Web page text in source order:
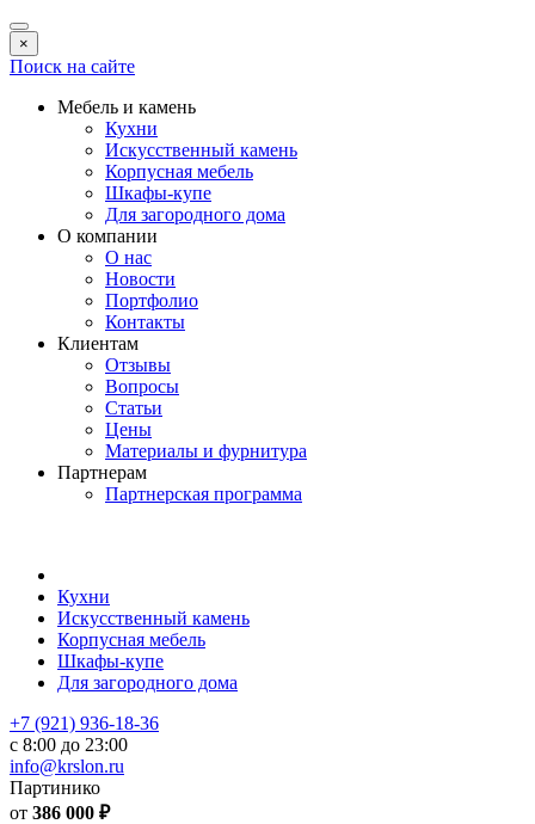
×
Поиск на сайте
Мебель и камень
Кухни
Искусственный камень
Корпусная мебель
Шкафы-купе
Для загородного дома
О компании
О нас
Новости
Портфолио
Контакты
Клиентам
Отзывы
Вопросы
Статьи
Цены
Материалы и фурнитура
Партнерам
Партнерская программа
Кухни
Искусственный камень
Корпусная мебель
Шкафы-купе
Для загородного дома
+7 (921) 936-18-36
с 8:00 до 23:00
info@krslon.ru
Партинико
от 386 000 ₽